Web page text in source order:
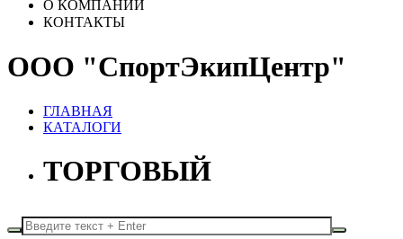
О КОМПАНИИ
КОНТАКТЫ
ООО "СпортЭкипЦентр"
ГЛАВНАЯ
КАТАЛОГИ
ТОРГОВЫЙ